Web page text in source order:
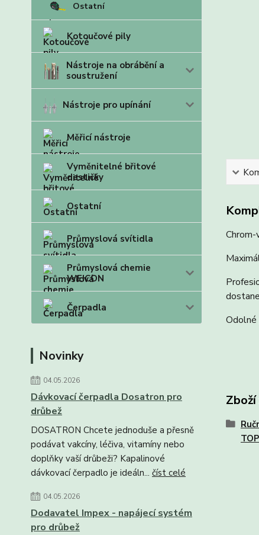
Ostatní
Kotoučové pily
Nástroje na obrábění a
soustružení
Nástroje pro upínání
Měřicí nástroje
Vyměnitelné břitové
destičky
Ostatní
Průmyslová svítidla
Průmyslová chemie
WEICON
Čerpadla
Novinky
04.05.2026
Dávkovací čerpadla Dosatron pro
drůbež
DOSATRON Chcete jednoduše a přesně
podávat vakcíny, léčiva, vitamíny nebo
doplňky vaší drůbeži? Kapalinové
dávkovací čerpadlo je ideáln... číst celé
04.05.2026
Dodavatel Impex - napájecí systém
pro drůbež
Odolné